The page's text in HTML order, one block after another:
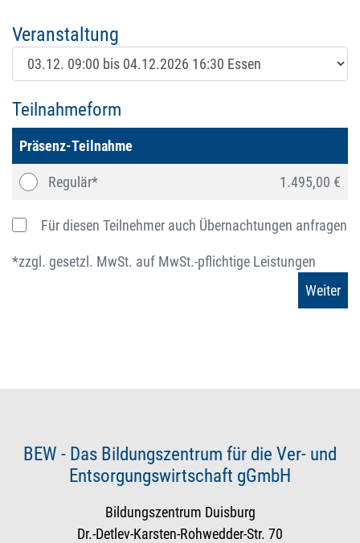
Veranstaltung
Teilnahmeform
Präsenz-Teilnahme
Regulär* 1.495,00 €
Für diesen Teilnehmer auch Übernachtungen anfragen
*zzgl. gesetzl. MwSt. auf MwSt.-pflichtige Leistungen
BEW - Das Bildungszentrum für die Ver- und
Entsorgungswirtschaft gGmbH
Bildungszentrum Duisburg
Dr.-Detlev-Karsten-Rohwedder-Str. 70